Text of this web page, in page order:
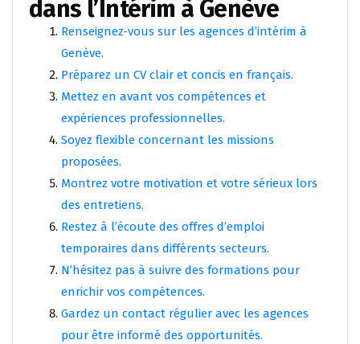
dans l’Intérim à Genève
Renseignez-vous sur les agences d’intérim à
Genève.
Préparez un CV clair et concis en français.
Mettez en avant vos compétences et
expériences professionnelles.
Soyez flexible concernant les missions
proposées.
Montrez votre motivation et votre sérieux lors
des entretiens.
Restez à l’écoute des offres d’emploi
temporaires dans différents secteurs.
N’hésitez pas à suivre des formations pour
enrichir vos compétences.
Gardez un contact régulier avec les agences
pour être informé des opportunités.